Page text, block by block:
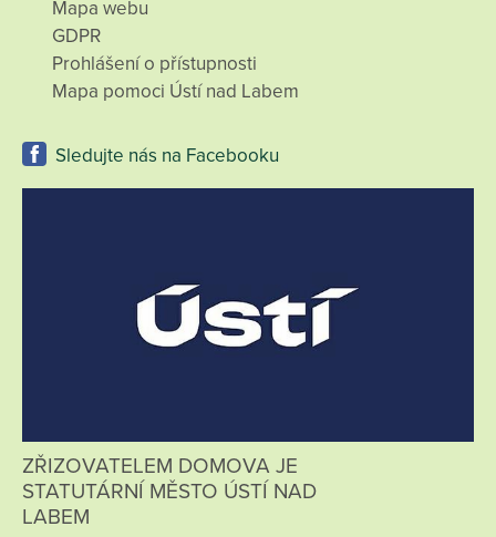
Mapa webu
GDPR
Prohlášení o přístupnosti
Mapa pomoci Ústí nad Labem
Sledujte nás na Facebooku
ZŘIZOVATELEM DOMOVA JE
STATUTÁRNÍ MĚSTO ÚSTÍ NAD
LABEM